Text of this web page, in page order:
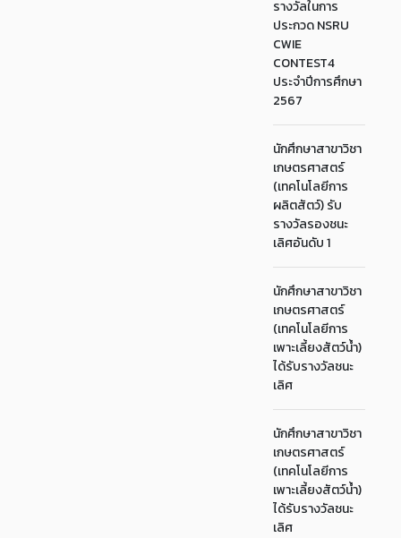
รางวัลในการ
ประกวด NSRU
CWIE
CONTEST4
ประจำปีการศึกษา
2567
นักศึกษาสาขาวิชา
เกษตรศาสตร์
(เทคโนโลยีการ
ผลิตสัตว์) รับ
รางวัลรองชนะ
เลิศอันดับ 1
นักศึกษาสาขาวิชา
เกษตรศาสตร์
(เทคโนโลยีการ
เพาะเลี้ยงสัตว์น้ำ)
ได้รับรางวัลชนะ
เลิศ
นักศึกษาสาขาวิชา
เกษตรศาสตร์
(เทคโนโลยีการ
เพาะเลี้ยงสัตว์น้ำ)
ได้รับรางวัลชนะ
เลิศ